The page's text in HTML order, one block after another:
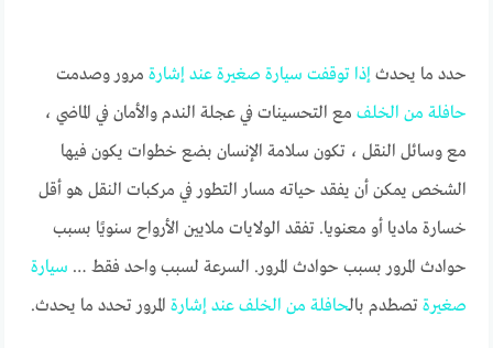
حدد ما يحدث إذا توقفت سيارة صغيرة عند إشارة مرور وصدمت
حافلة من الخلف مع التحسينات في عجلة الندم والأمان في الماضي ،
مع وسائل النقل ، تكون سلامة الإنسان بضع خطوات يكون فيها
الشخص يمكن أن يفقد حياته مسار التطور في مركبات النقل هو أقل
خسارة ماديا أو معنويا. تفقد الولايات ملايين الأرواح سنويًا بسبب
حوادث المرور بسبب حوادث المرور. السرعة لسبب واحد فقط … سيارة
صغيرة تصطدم بالحافلة من الخلف عند إشارة المرور تحدد ما يحدث.